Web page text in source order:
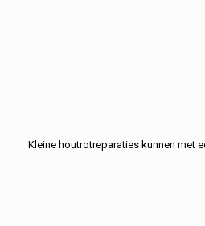
Kleine houtrotreparaties kunnen met